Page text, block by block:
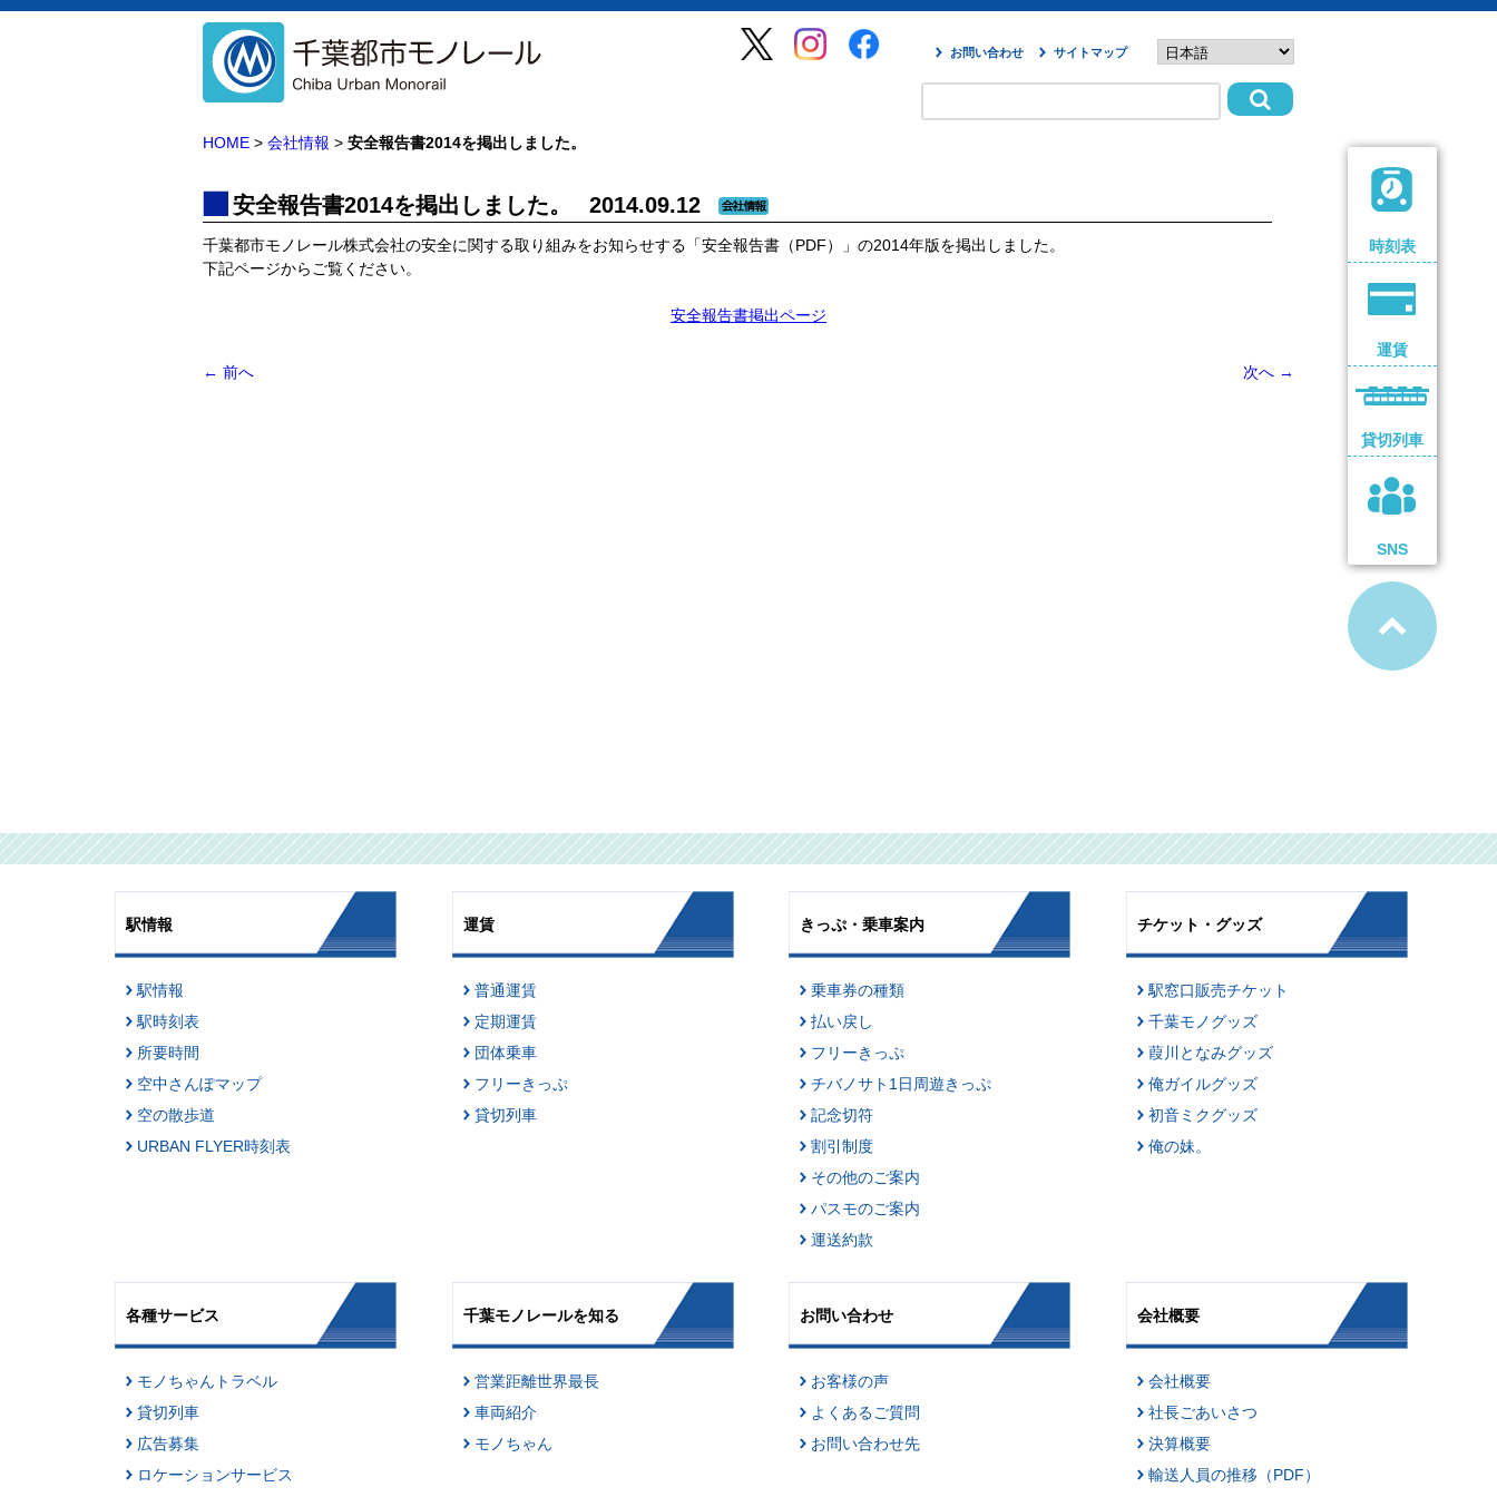
お問い合わせ サイトマップ
時刻表
運賃
貸切列車
SNS
HOME > 会社情報 > 安全報告書2014を掲出しました。
安全報告書2014を掲出しました。 2014.09.12
千葉都市モノレール株式会社の安全に関する取り組みをお知らせする「安全報告書（PDF）」の2014年版を掲出しました。
下記ページからご覧ください。
安全報告書掲出ページ
← 前へ 次へ →
駅情報
駅情報
駅時刻表
所要時間
空中さんぽマップ
空の散歩道
URBAN FLYER時刻表
運賃
普通運賃
定期運賃
団体乗車
フリーきっぷ
貸切列車
きっぷ・乗車案内
乗車券の種類
払い戻し
フリーきっぷ
チバノサト1日周遊きっぷ
記念切符
割引制度
その他のご案内
パスモのご案内
運送約款
チケット・グッズ
駅窓口販売チケット
千葉モノグッズ
葭川となみグッズ
俺ガイルグッズ
初音ミクグッズ
俺の妹。
各種サービス
モノちゃんトラベル
貸切列車
広告募集
ロケーションサービス
千葉モノレールを知る
営業距離世界最長
車両紹介
モノちゃん
お問い合わせ
お客様の声
よくあるご質問
お問い合わせ先
会社概要
会社概要
社長ごあいさつ
決算概要
輸送人員の推移（PDF）